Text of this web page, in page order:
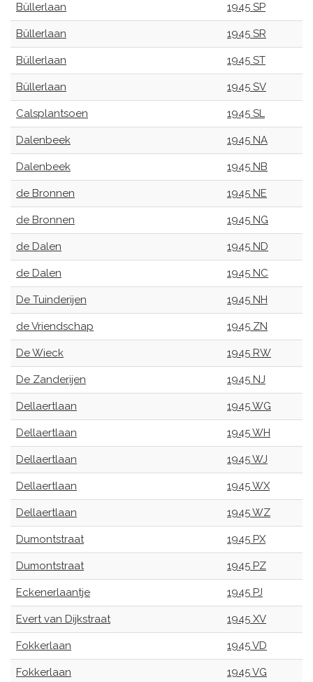
Büllerlaan 1945 SP
Büllerlaan 1945 SR
Büllerlaan 1945 ST
Büllerlaan 1945 SV
Calsplantsoen 1945 SL
Dalenbeek 1945 NA
Dalenbeek 1945 NB
de Bronnen 1945 NE
de Bronnen 1945 NG
de Dalen 1945 ND
de Dalen 1945 NC
De Tuinderijen 1945 NH
de Vriendschap 1945 ZN
De Wieck 1945 RW
De Zanderijen 1945 NJ
Dellaertlaan 1945 WG
Dellaertlaan 1945 WH
Dellaertlaan 1945 WJ
Dellaertlaan 1945 WX
Dellaertlaan 1945 WZ
Dumontstraat 1945 PX
Dumontstraat 1945 PZ
Eckenerlaantje 1945 PJ
Evert van Dijkstraat 1945 XV
Fokkerlaan 1945 VD
Fokkerlaan 1945 VG